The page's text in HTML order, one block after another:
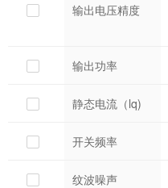
输出电压精度
输出功率
静态电流（lq)
开关频率
纹波噪声